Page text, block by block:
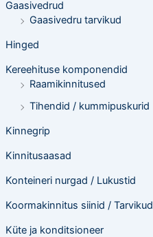
Gaasivedrud
Gaasivedru tarvikud
Hinged
Kereehituse komponendid
Raamikinnitused
Tihendid / kummipuskurid
Kinnegrip
Kinnitusaasad
Konteineri nurgad / Lukustid
Koormakinnitus siinid / Tarvikud
Küte ja konditsioneer